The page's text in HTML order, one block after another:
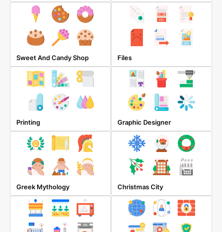
Sweet And Candy Shop Files
Printing Graphic Designer
Greek Mythology Christmas City